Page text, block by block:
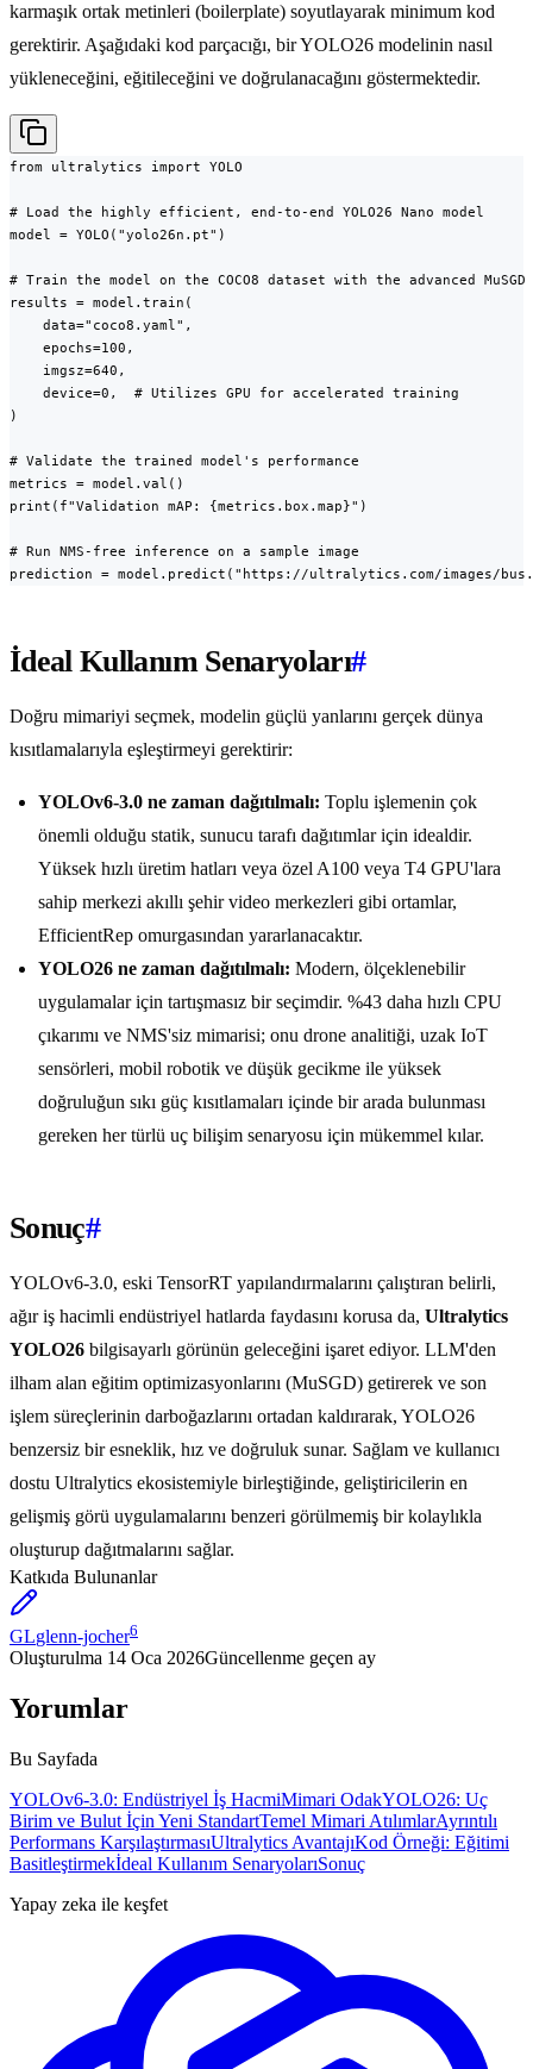
karmaşık ortak metinleri (boilerplate) soyutlayarak minimum kod
gerektirir. Aşağıdaki kod parçacığı, bir YOLO26 modelinin nasıl
yükleneceğini, eğitileceğini ve doğrulanacağını göstermektedir.
from ultralytics import YOLO
# Load the highly efficient, end-to-end YOLO26 Nano model
model = YOLO("yolo26n.pt")
# Train the model on the COCO8 dataset with the advanced
results = model.train(
    data="coco8.yaml",
    epochs=100,
    imgsz=640,
    device=0,  # Utilizes GPU for accelerated training
)
# Validate the trained model's performance
metrics = model.val()
print(f"Validation mAP: {metrics.box.map}")
# Run NMS-free inference on a sample image
prediction = model.predict("https://ultralytics.com/images/
İdeal Kullanım Senaryoları#
Doğru mimariyi seçmek, modelin güçlü yanlarını gerçek dünya
kısıtlamalarıyla eşleştirmeyi gerektirir:
YOLOv6-3.0 ne zaman dağıtılmalı: Toplu işlemenin çok
önemli olduğu statik, sunucu tarafı dağıtımlar için idealdir.
Yüksek hızlı üretim hatları veya özel A100 veya T4 GPU'lara
sahip merkezi akıllı şehir video merkezleri gibi ortamlar,
EfficientRep omurgasından yararlanacaktır.
YOLO26 ne zaman dağıtılmalı: Modern, ölçeklenebilir
uygulamalar için tartışmasız bir seçimdir. %43 daha hızlı CPU
çıkarımı ve NMS'siz mimarisi; onu drone analitiği, uzak IoT
sensörleri, mobil robotik ve düşük gecikme ile yüksek
doğruluğun sıkı güç kısıtlamaları içinde bir arada bulunması
gereken her türlü uç bilişim senaryosu için mükemmel kılar.
Sonuç#
YOLOv6-3.0, eski TensorRT yapılandırmalarını çalıştıran belirli,
ağır iş hacimli endüstriyel hatlarda faydasını korusa da, Ultralytics
YOLO26 bilgisayarlı görünün geleceğini işaret ediyor. LLM'den
ilham alan eğitim optimizasyonlarını (MuSGD) getirerek ve son
işlem süreçlerinin darboğazlarını ortadan kaldırarak, YOLO26
benzersiz bir esneklik, hız ve doğruluk sunar. Sağlam ve kullanıcı
dostu Ultralytics ekosistemiyle birleştiğinde, geliştiricilerin en
gelişmiş görü uygulamalarını benzeri görülmemiş bir kolaylıkla
oluşturup dağıtmalarını sağlar.
Katkıda Bulunanlar
GLglenn-jocher6
Oluşturulma 14 Oca 2026Güncellenme geçen ay
Yorumlar
Bu Sayfada
YOLOv6-3.0: Endüstriyel İş HacmiMimari OdakYOLO26: Uç
Birim ve Bulut İçin Yeni StandartTemel Mimari AtılımlarAyrıntılı
Performans KarşılaştırmasıUltralytics AvantajıKod Örneği: Eğitimi
Basitleştirmekİdeal Kullanım SenaryolarıSonuç
Yapay zeka ile keşfet